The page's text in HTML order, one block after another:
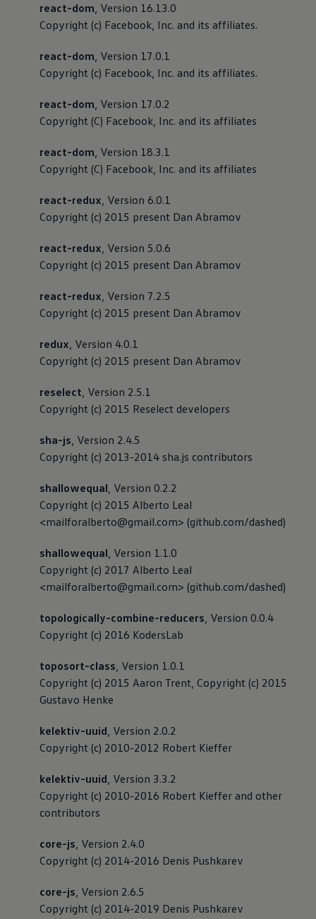
react-dom, Version 16.13.0
Copyright (c) Facebook, Inc. and its affiliates.
react-dom, Version 17.0.1
Copyright (c) Facebook, Inc. and its affiliates.
react-dom, Version 17.0.2
Copyright (C) Facebook, Inc. and its affiliates
react-dom, Version 18.3.1
Copyright (C) Facebook, Inc. and its affiliates
react-redux, Version 6.0.1
Copyright (c) 2015 present Dan Abramov
react-redux, Version 5.0.6
Copyright (c) 2015 present Dan Abramov
react-redux, Version 7.2.5
Copyright (c) 2015 present Dan Abramov
redux, Version 4.0.1
Copyright (c) 2015 present Dan Abramov
reselect, Version 2.5.1
Copyright (c) 2015 Reselect developers
sha-js, Version 2.4.5
Copyright (c) 2013-2014 sha.js contributors
shallowequal, Version 0.2.2
Copyright (c) 2015 Alberto Leal
<mailforalberto@gmail.com> (github.com/dashed)
shallowequal, Version 1.1.0
Copyright (c) 2017 Alberto Leal
<mailforalberto@gmail.com> (github.com/dashed)
topologically-combine-reducers, Version 0.0.4
Copyright (c) 2016 KodersLab
toposort-class, Version 1.0.1
Copyright (c) 2015 Aaron Trent, Copyright (c) 2015
Gustavo Henke
kelektiv-uuid, Version 2.0.2
Copyright (c) 2010-2012 Robert Kieffer
kelektiv-uuid, Version 3.3.2
Copyright (c) 2010-2016 Robert Kieffer and other
contributors
core-js, Version 2.4.0
Copyright (c) 2014-2016 Denis Pushkarev
core-js, Version 2.6.5
Copyright (c) 2014-2019 Denis Pushkarev